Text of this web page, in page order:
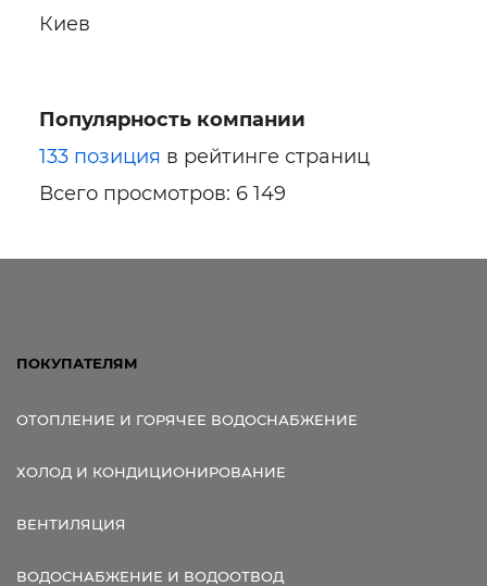
Ссылка для мобильных устройств
Киев
Популярность компании
133 позиция в рейтинге страниц
Всего просмотров: 6 149
ПОКУПАТЕЛЯМ
ОТОПЛЕНИЕ И ГОРЯЧЕЕ ВОДОСНАБЖЕНИЕ
ХОЛОД И КОНДИЦИОНИРОВАНИЕ
ВЕНТИЛЯЦИЯ
ВОДОСНАБЖЕНИЕ И ВОДООТВОД